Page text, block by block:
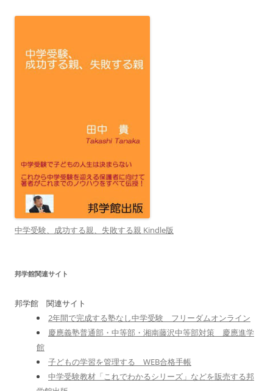
中学受験、成功する親、失敗する親 Kindle版
邦学館関連サイト
邦学館 関連サイト
2年間で完成する塾なし中学受験 フリーダムオンライン
慶應義塾普通部・中等部・湘南藤沢中等部対策 慶應進学
館
子どもの学習を管理する WEB合格手帳
中学受験教材「これでわかるシリーズ」などを販売する邦